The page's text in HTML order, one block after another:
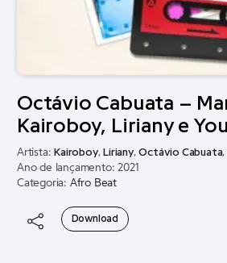
Octávio Cabuata –
Kairoboy, Liriany e
Artista:Kairoboy,Liriany,Octávio Cabuata
Ano de lançamento: 2021
Categoria: Afro Beat
Download